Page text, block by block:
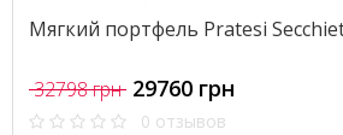
Мягкий портфель Pratesi
32798 грн 29760 грн
0 отзывов